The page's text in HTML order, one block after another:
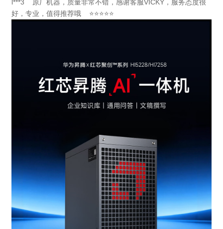
l***3 原厂机器，质量非常不错，感谢客服VICKY，服务态度很
好，专业，值得推荐哦 ⭐⭐⭐⭐⭐